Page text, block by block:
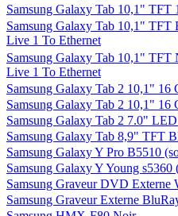
Samsung Galaxy Tab 10,1"
Samsung Galaxy Tab 10,1"
Live 1 To Ethernet
Samsung Galaxy Tab 10,1"
Live 1 To Ethernet
Samsung Galaxy Tab 2 10,1" 16
Samsung Galaxy Tab 2 10,1" 16
Samsung Galaxy Tab 2 7.0"
Samsung Galaxy Tab 8,9" TFT
Samsung Galaxy Y Pro B5510
Samsung Galaxy Y Young s5360
Samsung Graveur DVD
Samsung Graveur Externe